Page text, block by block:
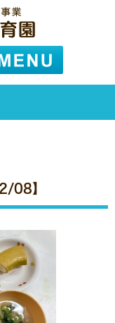
08】